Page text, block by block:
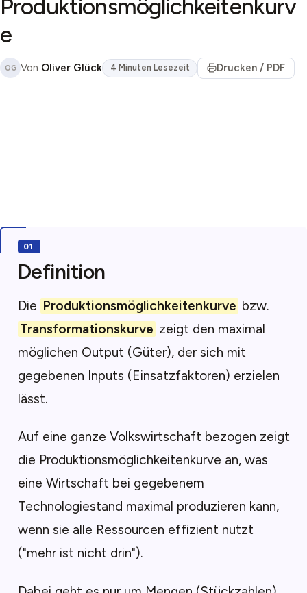
Produktionsmöglichkeitenkurv
e
OG Von Oliver Glück 4 Minuten Lesezeit Drucken / PDF
Definition
Die Produktionsmöglichkeitenkurve bzw.
Transformationskurve zeigt den maximal
möglichen Output (Güter), der sich mit
gegebenen Inputs (Einsatzfaktoren) erzielen
lässt.
Auf eine ganze Volkswirtschaft bezogen zeigt
die Produktionsmöglichkeitenkurve an, was
eine Wirtschaft bei gegebenem
Technologiestand maximal produzieren kann,
wenn sie alle Ressourcen effizient nutzt
("mehr ist nicht drin").